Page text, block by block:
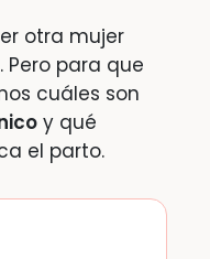
otra mujer
para que
cuáles son
y qué
el parto.